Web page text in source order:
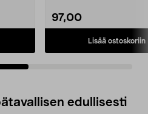
97,00
Lisää ostoskoriin
edullisesti